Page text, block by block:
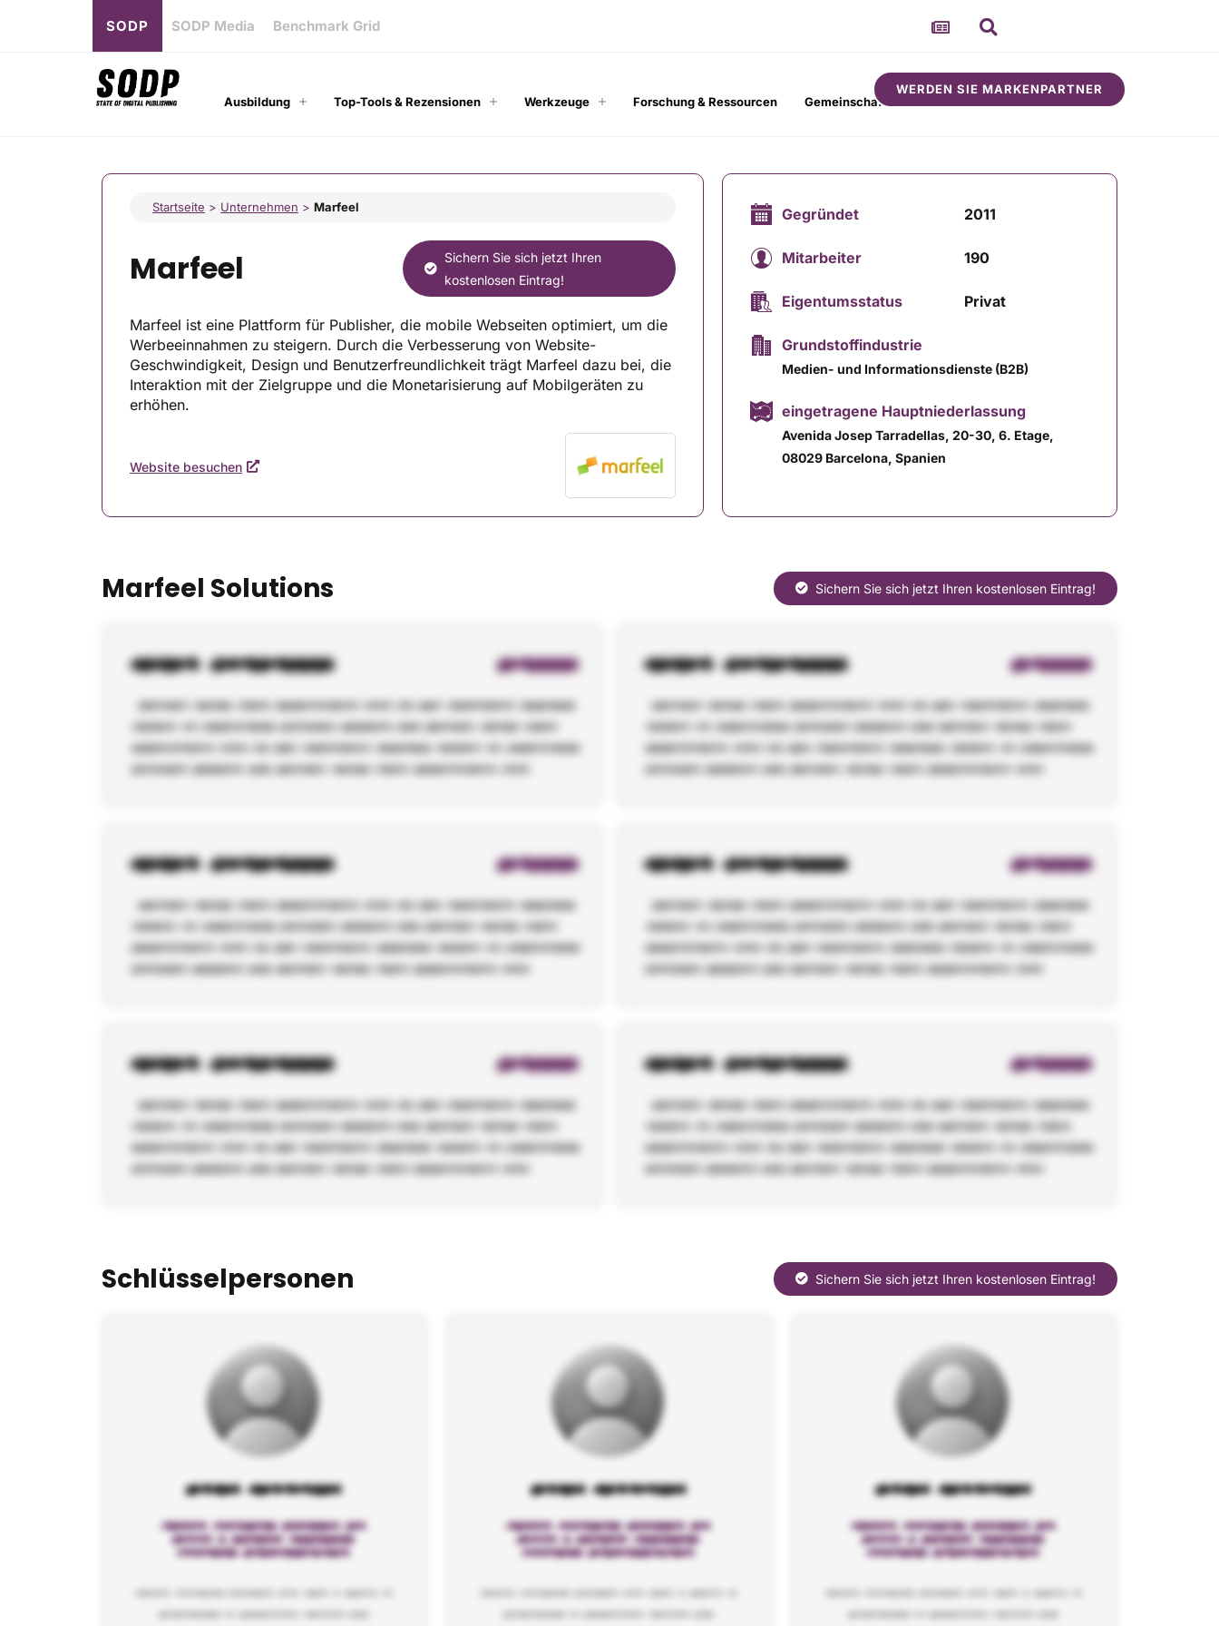
SODP SODP Media Benchmark Grid
Ausbildung Top-Tools & Rezensionen Werkzeuge Forschung & Ressourcen Gemeinschaft
WERDEN SIE MARKENPARTNER
Startseite > Unternehmen > Marfeel
Marfeel
Sichern Sie sich jetzt Ihren
kostenlosen Eintrag!
Marfeel ist eine Plattform für Publisher, die mobile Webseiten optimiert, um die
Werbeeinnahmen zu steigern. Durch die Verbesserung von Website-
Geschwindigkeit, Design und Benutzerfreundlichkeit trägt Marfeel dazu bei, die
Interaktion mit der Zielgruppe und die Monetarisierung auf Mobilgeräten zu
erhöhen.
Website besuchen
Gegründet 2011
Mitarbeiter 190
Eigentumsstatus Privat
Grundstoffindustrie
Medien- und Informationsdienste (B2B)
eingetragene Hauptniederlassung
Avenida Josep Tarradellas, 20-30, 6. Etage,
08029 Barcelona, ​​Spanien
Marfeel Solutions Sichern Sie sich jetzt Ihren kostenlosen Eintrag!
Schlüsselpersonen Sichern Sie sich jetzt Ihren kostenlosen Eintrag!